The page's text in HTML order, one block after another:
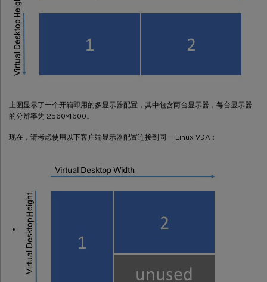
上图显示了一个开箱即用的多显示器配置，其中包含两台显示器，每台显示器
的分辨率为 2560×1600。
现在，请考虑使用以下客户端显示器配置连接到同一 Linux VDA：